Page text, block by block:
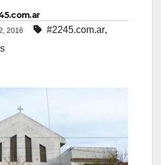
2016 #2245.com.ar,